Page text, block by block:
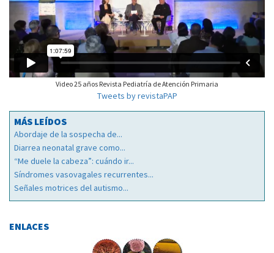
Video 25 años Revista Pediatría de Atención Primaria
Tweets by revistaPAP
MÁS LEÍDOS
Abordaje de la sospecha de...
Diarrea neonatal grave como...
“Me duele la cabeza”: cuándo ir...
Síndromes vasovagales recurrentes...
Señales motrices del autismo...
ENLACES